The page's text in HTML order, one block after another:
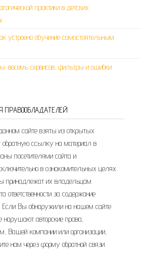
практики в детских
устроено обучение самостоятельным
восемь сервисов, фильтры и ошибки
сайте взяты из открытых
обратную ссылку на материал в
посетителями сайта и
в ознакомительных целях.
принадлежат их владельцам.
ответственности за содержание
Если Вы обнаружили на нашем сайте
нарушают авторские права,
Вашей компании или организации,
нам через форму обратной связи.